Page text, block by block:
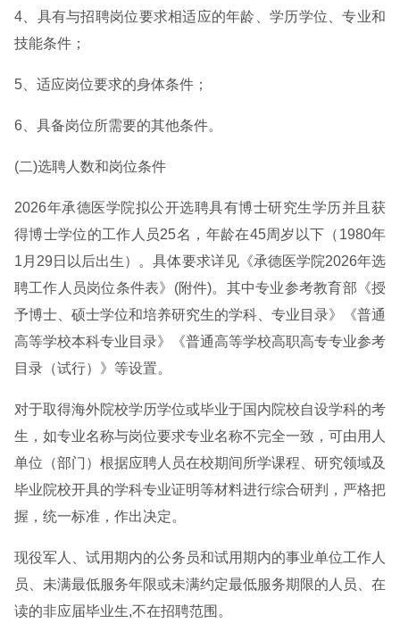
4、具有与招聘岗位要求相适应的年龄、学历学位、专业和
技能条件；
5、适应岗位要求的身体条件；
6、具备岗位所需要的其他条件。
(二)选聘人数和岗位条件
2026年承德医学院拟公开选聘具有博士研究生学历并且获
得博士学位的工作人员25名，年龄在45周岁以下（1980年
1月29日以后出生）。具体要求详见《承德医学院2026年选
聘工作人员岗位条件表》(附件)。其中专业参考教育部《授
予博士、硕士学位和培养研究生的学科、专业目录》《普通
高等学校本科专业目录》《普通高等学校高职高专专业参考
目录（试行）》等设置。
对于取得海外院校学历学位或毕业于国内院校自设学科的考
生，如专业名称与岗位要求专业名称不完全一致，可由用人
单位（部门）根据应聘人员在校期间所学课程、研究领域及
毕业院校开具的学科专业证明等材料进行综合研判，严格把
握，统一标准，作出决定。
现役军人、试用期内的公务员和试用期内的事业单位工作人
员、未满最低服务年限或未满约定最低服务期限的人员、在
读的非应届毕业生,不在招聘范围。